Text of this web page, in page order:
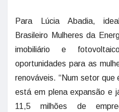
Para Lúcia Abadia,
Brasileiro Mulheres da
imobiliário e
oportunidades para as
renováveis. “Num setor
está em plena expansão e
11,5 milhões de